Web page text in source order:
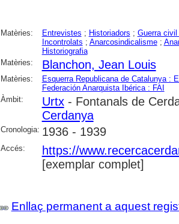
Matèries: Entrevistes ; Historiadors ; Guerra
Incontrolats ; Anarcosindicalisme;
Historiografia
Matèries:
Blanchon, Jean Louis
Matèries:
Esquerra Republicana de Catalunya :
Federación Anarquista Ibérica : FAI
Àmbit:
Urtx- Fontanals de
Cerdanya
Cronologia: 1936 - 1939
Accés:
https://
[exemplar complet]
Enllaç permanent a aquest